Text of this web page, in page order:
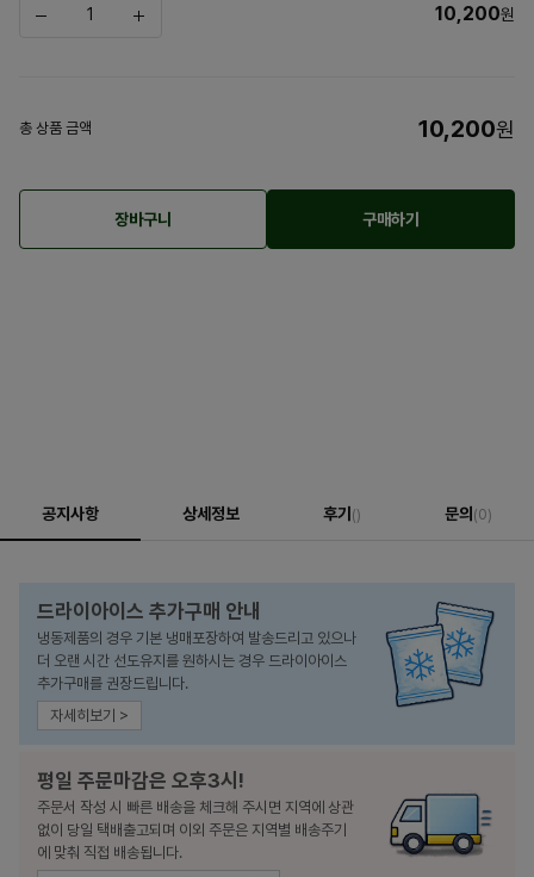
10,200원
총 상품 금액 10,200원
장바구니 구매하기
공지사항 상세정보 후기 () 문의 (0)
드라이아이스 추가구매 안내
냉동제품의 경우 기본 냉매포장하여 발송드리고 있으나
더 오랜 시간 선도유지를 원하시는 경우 드라이아이스
추가구매를 권장드립니다.
자세히보기 >
평일 주문마감은 오후3시!
주문서 작성 시 빠른 배송을 체크해 주시면 지역에 상관
없이 당일 택배출고되며 이외 주문은 지역별 배송주기
에 맞춰 직접 배송됩니다.